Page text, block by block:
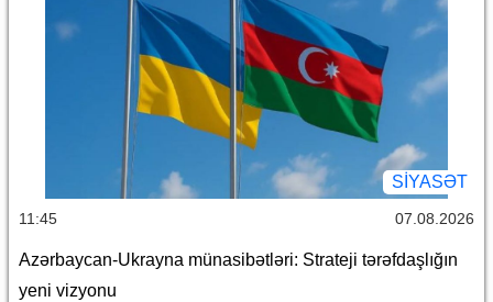
SİYASƏT
11:45 07.08.2026
Azərbaycan-Ukrayna münasibətləri: Strateji tərəfdaşlığın
yeni vizyonu